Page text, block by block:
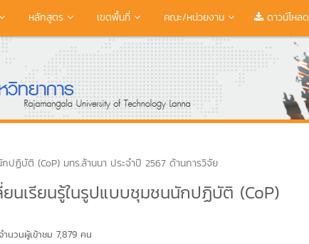
หลักสูตร เขตพื้นที่ คณะ/หน่วยงาน ดาวน์โหลด
ปฏิบัติ (CoP) มทร.ล้านนา ประจำปี 2567 ด้านการวิจัย
นเรียนรู้ในรูปแบบชุมชนนักปฏิบัติ (CoP)
ำนวนผู้เข้าชม 7,879 คน